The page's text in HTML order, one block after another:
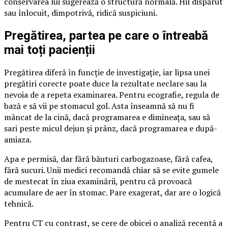
sau înlocuit, dimpotrivă, ridică suspiciuni.
Pregătirea, partea pe care o întreabă
mai toți pacienții
Pregătirea diferă în funcție de investigație, iar lipsa unei
pregătiri corecte poate duce la rezultate neclare sau la
nevoia de a repeta examinarea. Pentru ecografie, regula de
bază e să vii pe stomacul gol. Asta înseamnă să nu fi
mâncat de la cină, dacă programarea e dimineața, sau să
sari peste micul dejun și prânz, dacă programarea e după-
amiaza.
Apa e permisă, dar fără băuturi carbogazoase, fără cafea,
fără sucuri. Unii medici recomandă chiar să se evite gumele
de mestecat în ziua examinării, pentru că provoacă
acumulare de aer în stomac. Pare exagerat, dar are o logică
tehnică.
Pentru CT cu contrast, se cere de obicei o analiză recentă a